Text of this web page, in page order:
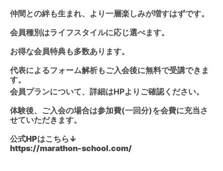
仲間との絆も生まれ、より一層楽しみが増すはずです。
会員種別はライフスタイルに応じ選べます。
お得な会員特典も多数あります。
代表によるフォーム解析もご入会後に無料で受講できま
す。
会員プランについて、詳細はHPよりご確認ください。
体験後、ご入会の場合は参加費(一回分)を会費に充当さ
せていただきます。
公式HPはこちら↓
https://marathon-school.com/